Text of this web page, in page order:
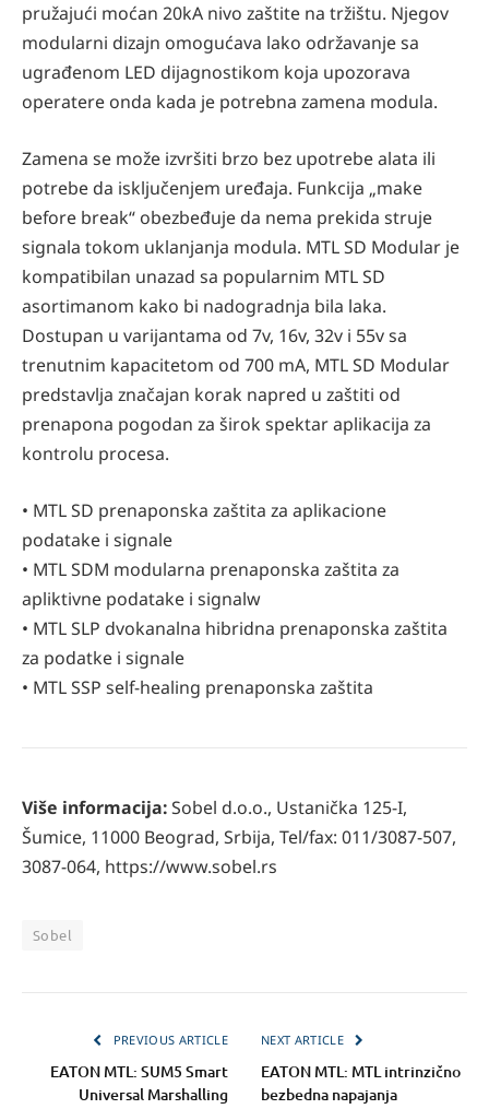
pružajući moćan 20kA nivo zaštite na tržištu. Njegov
modularni dizajn omogućava lako održavanje sa
ugrađenom LED dijagnostikom koja upozorava
operatere onda kada je potrebna zamena modula.
Zamena se može izvršiti brzo bez upotrebe alata ili
potrebe da isključenjem uređaja. Funkcija „make
before break“ obezbeđuje da nema prekida struje
signala tokom uklanjanja modula. MTL SD Modular je
kompatibilan unazad sa popularnim MTL SD
asortimanom kako bi nadogradnja bila laka.
Dostupan u varijantama od 7v, 16v, 32v i 55v sa
trenutnim kapacitetom od 700 mA, MTL SD Modular
predstavlja značajan korak napred u zaštiti od
prenapona pogodan za širok spektar aplikacija za
kontrolu procesa.
• MTL SD prenaponska zaštita za aplikacione
podatake i signale
• MTL SDM modularna prenaponska zaštita za
apliktivne podatake i signalw
• MTL SLP dvokanalna hibridna prenaponska zaštita
za podatke i signale
• MTL SSP self-healing prenaponska zaštita
Više informacija:Sobel d.o.o., Ustanička 125-I,
Šumice, 11000 Beograd, Srbija, Tel/fax: 011/3087-507,
3087-064, https://www.sobel.rs
Sobel
PREVIOUS ARTICLE
EATON MTL: SUM5 Smart
Universal Marshalling
NEXT ARTICLE
EATON MTL: MTL intrinzično
bezbedna napajanja